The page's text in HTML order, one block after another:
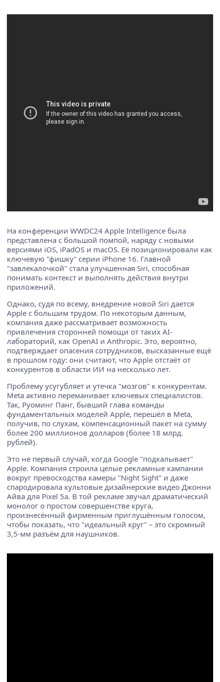
На конференции WWDC24 Apple Intelligence была
представлена с большой помпой, наряду с новыми
версиями iOS, iPadOS и macOS. Её позиционировали как
ключевую "фишку" серии iPhone 16. Главной
"завлекалочкой" стала улучшенная Siri, способная
понимать контекст и выполнять действия внутри
приложений.
Однако, судя по всему, внедрение новой Siri дается
Apple с большим трудом. По некоторым данным,
компания даже рассматривает возможность
привлечения сторонней помощи от таких AI-
лабораторий, как OpenAI и Anthropic. Это, вероятно,
подтверждает опасения сотрудников, высказанные ещё
в прошлом году: они считают, что Apple отстаёт от
конкурентов в области ИИ на несколько лет.
Проблему усугубляет и утечка "мозгов" к конкурентам.
Meta активно переманивает ключевых специалистов.
Так, Руоминг Панг, бывший глава команды
фундаментальных моделей Apple, перешёл в Meta,
получив, по слухам, компенсационный пакет на сумму
более 200 миллионов долларов (более 18 млрд.
рублей).
Это не первый случай, когда Google "подкалывает"
Apple. Компания строила целые рекламные кампании
вокруг превосходства камеры "Night Sight" и даже
спародировала культовые дизайнерские видео Джонни
Айва для Pixel 5a. В той рекламе звучал драматический
монолог о простом совершенстве круга,
произнесённый фирменным приглушённым голосом,
чтобы показать, что "идеальный круг" – это скромный
3,5-мм разъём для наушников.